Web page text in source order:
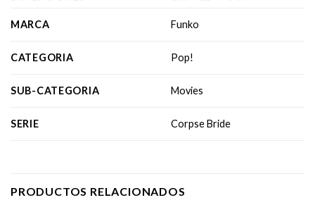
MARCA Funko
CATEGORIA Pop!
SUB-CATEGORIA Movies
SERIE Corpse Bride
PRODUCTOS RELACIONADOS